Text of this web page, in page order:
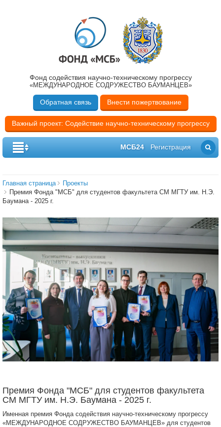
Фонд содействия научно-техническому прогрессу
«МЕЖДУНАРОДНОЕ СОДРУЖЕСТВО БАУМАНЦЕВ»
Обратная связь Внести пожертвование
Важный проект: Содействие научно-техническому прогрессу
МСБ24 Регистрация
Главная страница
Проекты
Премия Фонда "МСБ" для студентов факультета СМ МГТУ им. Н.Э.
Баумана - 2025 г.
Премия Фонда "МСБ" для студентов факультета
СМ МГТУ им. Н.Э. Баумана - 2025 г.
Именная премия Фонда содействия научно-техническому прогрессу
«МЕЖДУНАРОДНОЕ СОДРУЖЕСТВО БАУМАНЦЕВ» для студентов